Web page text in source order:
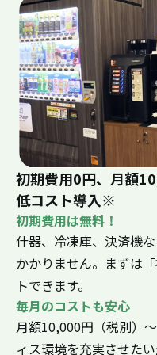
初期費用0円、月額
低コスト導入※
初期費用は無料！
什器、冷凍庫、決済機
かかりません。まずは
トできます。
毎月のコストも安心
月額10,000円（税別）
ィス環境を充実させたい